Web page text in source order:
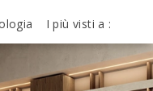
I più visti a :